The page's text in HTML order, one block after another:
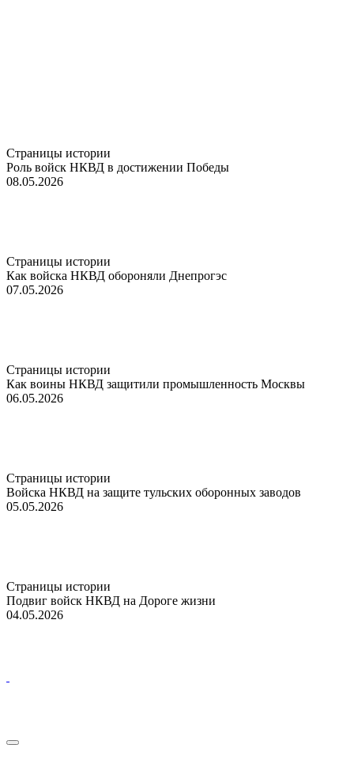
Страницы истории
Роль войск НКВД в достижении Победы
08.05.2026
Страницы истории
Как войска НКВД обороняли Днепрогэс
07.05.2026
Страницы истории
Как воины НКВД защитили промышленность Москвы
06.05.2026
Страницы истории
Войска НКВД на защите тульских оборонных заводов
05.05.2026
Страницы истории
Подвиг войск НКВД на Дороге жизни
04.05.2026